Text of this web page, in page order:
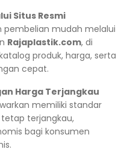
Situs Resmi
pembelian mudah melalui
Rajaplastik.com, di
produk, harga, serta
cepat.
Harga Terjangkau
memiliki standar
terjangkau,
bagi konsumen